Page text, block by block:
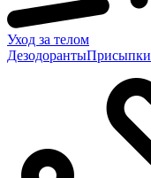
Уход за телом
ДезодорантыПрисыпки